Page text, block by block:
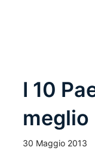
I 10
meglio
30 Maggio 2013